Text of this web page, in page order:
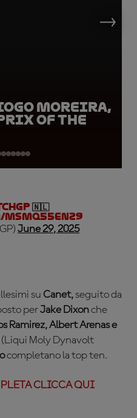
Moreira,
of the
🇳🇱
June 29, 2025
su Canet,seguito da
perJake Dixonche
Ramirez, Albert Arenas e
(Liqui Moly Dynavolt
completano la top ten.
CLICCA QUI